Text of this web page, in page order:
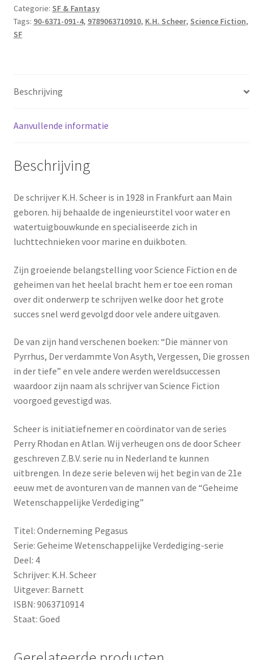
Pegasus
aantal
Categorie: SF & Fantasy
Tags: 90-6371-091-4, 9789063710910, K.H. Scheer, Science Fiction,
SF
Beschrijving
Aanvullende informatie
Beschrijving
De schrijver K.H. Scheer is in 1928 in Frankfurt aan Main
geboren. hij behaalde de ingenieurstitel voor water en
watertuigbouwkunde en specialiseerde zich in
luchttechnieken voor marine en duikboten.
Zijn groeiende belangstelling voor Science Fiction en de
geheimen van het heelal bracht hem er toe een roman
over dit onderwerp te schrijven welke door het grote
succes snel werd gevolgd door vele andere uitgaven.
De van zijn hand verschenen boeken: “Die männer von
Pyrrhus, Der verdammte Von Asyth, Vergessen, Die grossen
in der tiefe” en vele andere werden wereldsuccessen
waardoor zijn naam als schrijver van Science Fiction
voorgoed gevestigd was.
Scheer is initiatiefnemer en coördinator van de series
Perry Rhodan en Atlan. Wij verheugen ons de door Scheer
geschreven Z.B.V. serie nu in Nederland te kunnen
uitbrengen. In deze serie beleven wij het begin van de 21e
eeuw met de avonturen van de mannen van de “Geheime
Wetenschappelijke Verdediging”
Titel: Onderneming Pegasus
Serie: Geheime Wetenschappelijke Verdediging-serie
Deel: 4
Schrijver: K.H. Scheer
Uitgever: Barnett
ISBN: 9063710914
Staat: Goed